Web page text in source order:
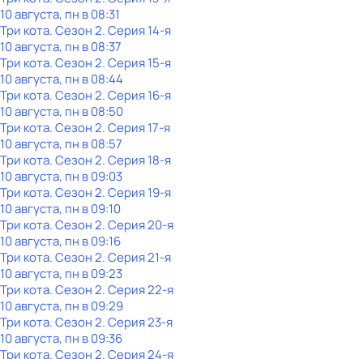
10 августа, пн в 08:31
Три кота. Сезон 2. Серия 14-я
10 августа, пн в 08:37
Три кота. Сезон 2. Серия 15-я
10 августа, пн в 08:44
Три кота. Сезон 2. Серия 16-я
10 августа, пн в 08:50
Три кота. Сезон 2. Серия 17-я
10 августа, пн в 08:57
Три кота. Сезон 2. Серия 18-я
10 августа, пн в 09:03
Три кота. Сезон 2. Серия 19-я
10 августа, пн в 09:10
Три кота. Сезон 2. Серия 20-я
10 августа, пн в 09:16
Три кота. Сезон 2. Серия 21-я
10 августа, пн в 09:23
Три кота. Сезон 2. Серия 22-я
10 августа, пн в 09:29
Три кота. Сезон 2. Серия 23-я
10 августа, пн в 09:36
Три кота. Сезон 2. Серия 24-я